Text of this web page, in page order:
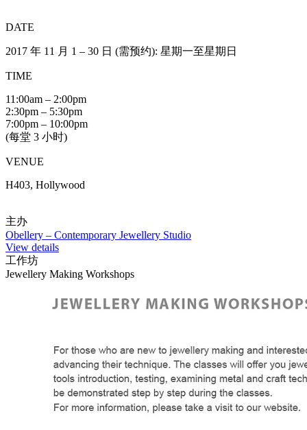
DATE
2017 年 11 月 1 – 30 日 (需预约): 星期一至星期日
TIME
11:00am – 2:00pm
2:30pm – 5:30pm
7:00pm – 10:00pm
(每堂 3 小时)
VENUE
H403, Hollywood
主办
Obellery – Contemporary Jewellery Studio
View details
工作坊
Jewellery Making Workshops